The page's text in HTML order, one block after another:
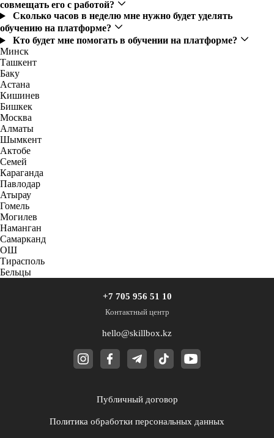
совмещать его с работой?
Сколько часов в неделю мне нужно будет уделять
обучению на платформе?
Кто будет мне помогать в обучении на платформе?
Минск
Ташкент
Баку
Астана
Кишинев
Бишкек
Москва
Алматы
Шымкент
Актобе
Семей
Караганда
Павлодар
Атырау
Гомель
Могилев
Наманган
Самарканд
ОШ
Тирасполь
Бельцы
+7 705 956 51 10
Контактный центр
hello@skillbox.kz
Публичный договор
Политика обработки персональных данных